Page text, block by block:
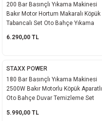
Üfleme Makinesi
200 Bar Basınçlı Yıkama Makinesi
Bakır Motor Hortum Makaralı Köpük
Tabancalı Set Oto Bahçe Yıkama
6.290,00 TL
STAXX POWER
180 Bar Basınçlı Yıkama Makinesi
2500W Bakır Motorlu Köpük Aparatlı
Oto Bahçe Duvar Temizleme Set
5.990,00 TL